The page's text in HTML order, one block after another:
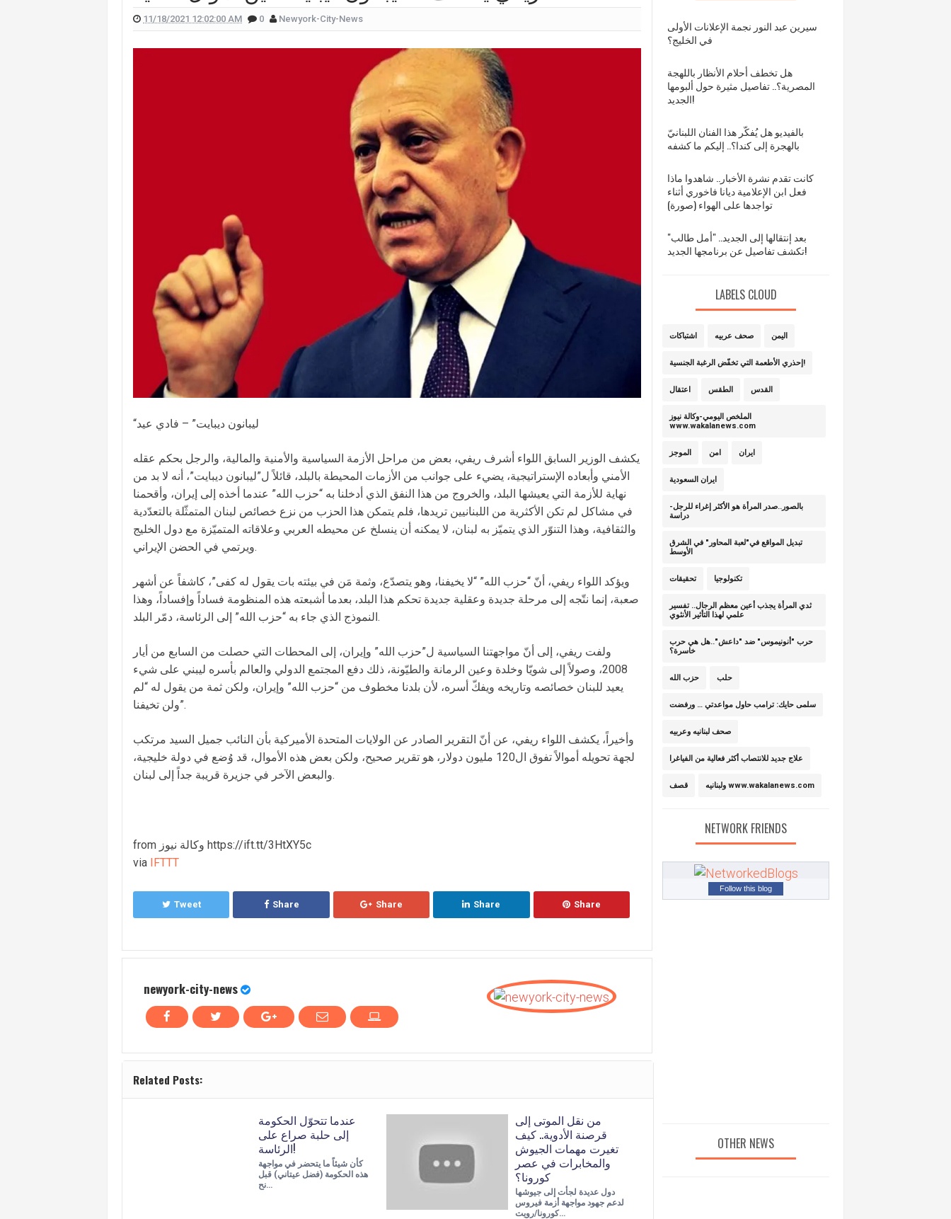
كيف علّقت هيفا وهبي على تفجير "البيجر"؟
قرار مُفاجئ.. إعلامية شهيرة تُعلن إنهاء تعاقدها مع القناة التي تعمل فيها هذا ما قالته (صورة)
عُثر على جثتها ملقاة أسفل جسر.. وفاة إحدى متسابقات "أميركا غوت تالنت" فمن هي؟ (صورة)
بأجواء مليئة بالحب والرومانسية... ممثلان يدخلان القفص الذهبي في روما (صور)
بالقبلات... لحظات رومانسيّة بين ريم السعيدي وزوجها وسام بريدي: أحبك (فيديو)
بالفيديو هل يُفكّر هذا الفنان اللبنانيّ بالهجرة إلى كندا؟.. إليكم ما كشفه
11/18/2021 12:02:00 AM 0 Newyork-City-News
“ليبانون ديبايت” – فادي عيد
يكشف الوزير السابق اللواء أشرف ريفي، بعض من مراحل الأزمة السياسية والأمنية والمالية، والرجل بحكم عقله
الأمني وأبعاده الإستراتيجية، يضيء على جوانب من الأزمات المحيطة بالبلد، قائلاً ل”ليبانون ديبايت”، أنه لا بد من
نهاية للأزمة التي يعيشها البلد، والخروج من هذا النفق الذي أدخلنا به “حزب الله” عندما أخذه إلى إيران، وأقحمنا
في مشاكل لم تكن الأكثرية من اللبنانيين تريدها، فلم يتمكن هذا الحزب من نزع خصائص لبنان المتمثّلة بالتعدّدية
والثقافية، وهذا التنوّر الذي يتميّز به لبنان، لا يمكنه أن ينسلخ عن محيطه العربي وعلاقاته المتميّزة مع دول الخليج
ويرتمي في الحضن الإيراني.
ويؤكد اللواء ريفي، أنّ “حزب الله” “لا يخيفنا، وهو يتصدّع، وثمة مَن في بيئته بات يقول له كفى”، كاشفاً عن أشهر
صعبة، إنما نتّجه إلى مرحلة جديدة وعقلية جديدة تحكم هذا البلد، بعدما أشبعته هذه المنظومة فساداً وإفساداً، وهذا
النموذج الذي جاء به “حزب الله” إلى الرئاسة، دمّر البلد.
ولفت ريفي، إلى أنّ مواجهتنا السياسية ل”حزب الله” وإيران، إلى المحطات التي حصلت من السابع من أيار
2008، وصولاً إلى شويّا وخلدة وعين الرمانة والطيّونة، ذلك دفع المجتمع الدولي والعالم بأسره ليبني على شيء
يعيد للبنان خصائصه وتاريخه ويفكّ أسره، لأن بلدنا مخطوف من “حزب الله” وإيران، ولكن ثمة من يقول له “لم
ولن تخيفنا”.
وأخيراً، يكشف اللواء ريفي، عن أنّ التقرير الصادر عن الولايات المتحدة الأميركية بأن النائب جميل السيد مرتكب
لجهة تحويله أموالاً تفوق ال120 مليون دولار، هو تقرير صحيح، ولكن بعض هذه الأموال، قد وُضع في دولة خليجية،
والبعض الآخر في جزيرة قريبة جداً إلى لبنان.
from وكالة نيوز https://ift.tt/3HtXY5c
via IFTTT
Tweet Share Share Share Share
newyork-city-news
Related Posts:
عندما تتحوّل الحكومة
إلى حلبة صراع على
الرئاسة!
كأن شيئاً ما يتحضر في مواجهة
هذه الحكومة (فضل عيتاني) قبل
نح…
من نقل الموتى إلى
قرصنة الأدوية.. كيف
تغيرت مهمات الجيوش
والمخابرات في عصر
كورونا؟
دول عديدة لجأت إلى جيوشها
لدعم جهود مواجهة أزمة فيروس
كورونا/رويت…
سيرين عبد النور نجمة الإعلانات الأولى
في الخليج؟
هل تخطف أحلام الأنظار باللهجة
المصرية؟.. تفاصيل مثيرة حول ألبومها
الجديد!
بالفيديو هل يُفكّر هذا الفنان اللبنانيّ
بالهجرة إلى كندا؟.. إليكم ما كشفه
كانت تقدم نشرة الأخبار.. شاهدوا ماذا
فعل ابن الإعلامية ديانا فاخوري أثناء
تواجدها على الهواء (صورة)
بعد إنتقالها إلى الجديد.. "أمل طالب"
تكشف تفاصيل عن برنامجها الجديد!
LABELS CLOUD
اشتباكات صحف عربيه اليمن
إحذري الأطعمة التي تخفّض الرغبة الجنسية!
اعتقال الطقس القدس
الملخص اليومي-وكالة نيوز
www.wakalanews.com
الموجز امن ايران
ايران السعودية
بالصور..صدر المرأة هو الأكثر إغراء للرجل-
دراسة
تبديل المواقع في"لعبة المحاور" في الشرق
الأوسط
تحقيقات تكنولوجيا
ثدي المرأة يجذب أعين معظم الرجال.. تفسير
علمي لهذا التأثير الأنثوي
حرب "أنونيموس" ضد "داعش"..هل هي حرب
خاسرة؟
حزب الله حلب
سلمى حايك: ترامب حاول مواعدتي … ورفضت
صحف لبنانيه وعربيه
علاج جديد للانتصاب أكثر فعالية من الفياغرا
قصف ولبنانيه www.wakalanews.com
NETWORK FRIENDS
Follow this blog
OTHER NEWS